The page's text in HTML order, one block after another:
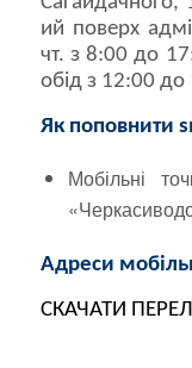
ий поверх
чт. з 8:00 до
обід з 12:00 до
Як поповнити
Мобільні
Адреси
СКАЧАТИ